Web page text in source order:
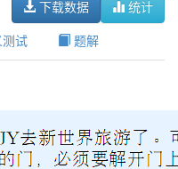
统计
下载数据
测试 题解